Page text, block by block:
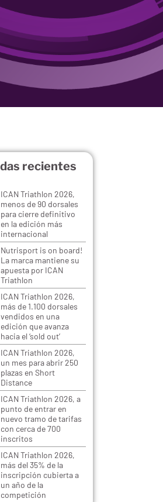
ICAN Triathlon 2026,
menos de 90 dorsales
para cierre definitivo
en la edición más
internacional
Nutrisport is on board!
La marca mantiene su
apuesta por ICAN
Triathlon
ICAN Triathlon 2026,
más de 1.100 dorsales
vendidos en una
edición que avanza
hacia el ‘sold out’
ICAN Triathlon 2026,
un mes para abrir 250
plazas en Short
Distance
ICAN Triathlon 2026, a
punto de entrar en
nuevo tramo de tarifas
con cerca de 700
inscritos
ICAN Triathlon 2026,
más del 35% de la
inscripción cubierta a
un año de la
competición